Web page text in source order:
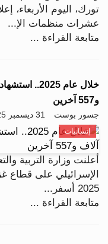
تورك، اليوم الأربعاء،
عشرات منظمات الإ...
متابعة القراءة ...
و557 آخرين
جسور بوست 31 ديسمبر 2025 - 16:34
إنسانيات
أعلنت وزارة التربية
الإسرائيلي على قطاع
2025 أسفر...
متابعة القراءة ...